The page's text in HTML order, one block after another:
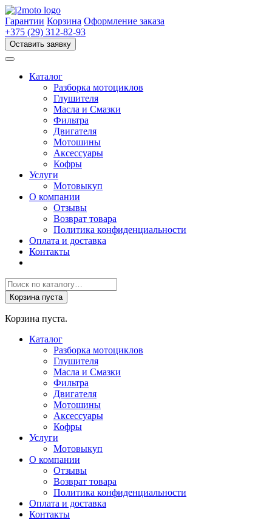
Перейти
к
содержимому
Гарантии Корзина Оформление заказа
+375 (29) 312-82-93
Оставить заявку
Каталог
Разборка мотоциклов
Глушителя
Масла и Смазки
Фильтра
Двигателя
Мотошины
Аксессуары
Кофры
Услуги
Мотовыкуп
О компании
Отзывы
Возврат товара
Политика конфиденциальности
Оплата и доставка
Контакты
Поиск
товаров
Корзина пуста
Корзина пуста.
Каталог
Разборка мотоциклов
Глушителя
Масла и Смазки
Фильтра
Двигателя
Мотошины
Аксессуары
Кофры
Услуги
Мотовыкуп
О компании
Отзывы
Возврат товара
Политика конфиденциальности
Оплата и доставка
Контакты